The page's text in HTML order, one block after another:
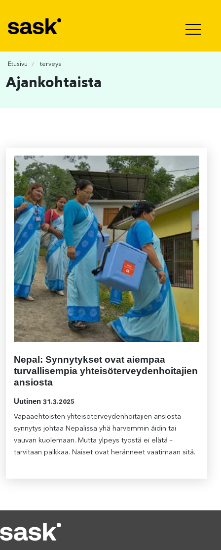
Etusivu terveys
Ajankohtaista
Nepal: Synnytykset ovat aiempaa
turvallisempia yhteisöterveydenhoitajien
ansiosta
Uutinen 31.3.2025
Vapaaehtoisten yhteisöterveydenhoitajien ansiosta
synnytys johtaa Nepalissa yhä harvemmin äidin tai
vauvan kuolemaan. Mutta ylpeys työstä ei elätä –
tarvitaan palkkaa. Naiset ovat heränneet vaatimaan sitä.